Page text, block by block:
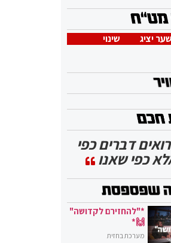
שער יציג
שינוי
רואים דברים כפי
כפי שאנו
*"להחזירם לקדושה"
🙌*
מערכת בחזית